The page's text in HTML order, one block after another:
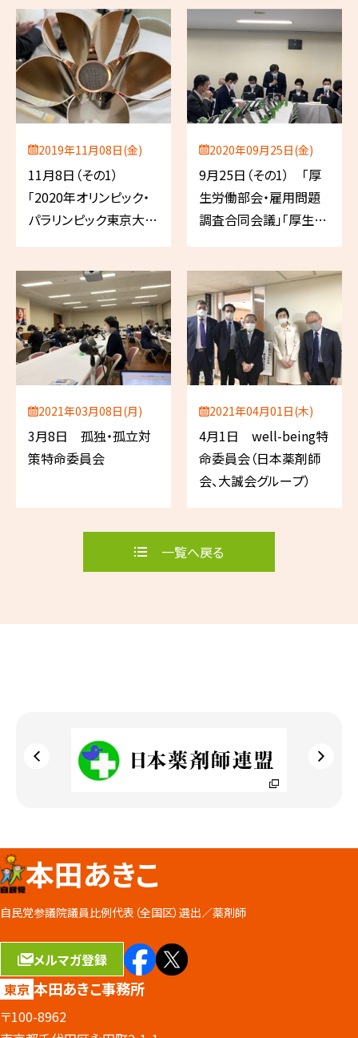
2019年11月08日(金)
11月8日（その1）
「2020年オリンピック・
パラリンピック東京大会
会」（以上、自民党）
2020年09月25日(金)
9月25日（その1） 「厚
生労働部会・雇用問題
調査合同会議」「厚生労
2021年03月08日(月)
3月8日 孤独・孤立対
策特命委員会
2021年04月01日(木)
4月1日 well-being特
命委員会（日本薬剤師
会、大誠会グループ）
一覧へ戻る
本田あきこ
自民党参議院議員比例代表（全国区）選出／薬剤師
メルマガ登録
東京 本田あきこ事務所
〒100-8962